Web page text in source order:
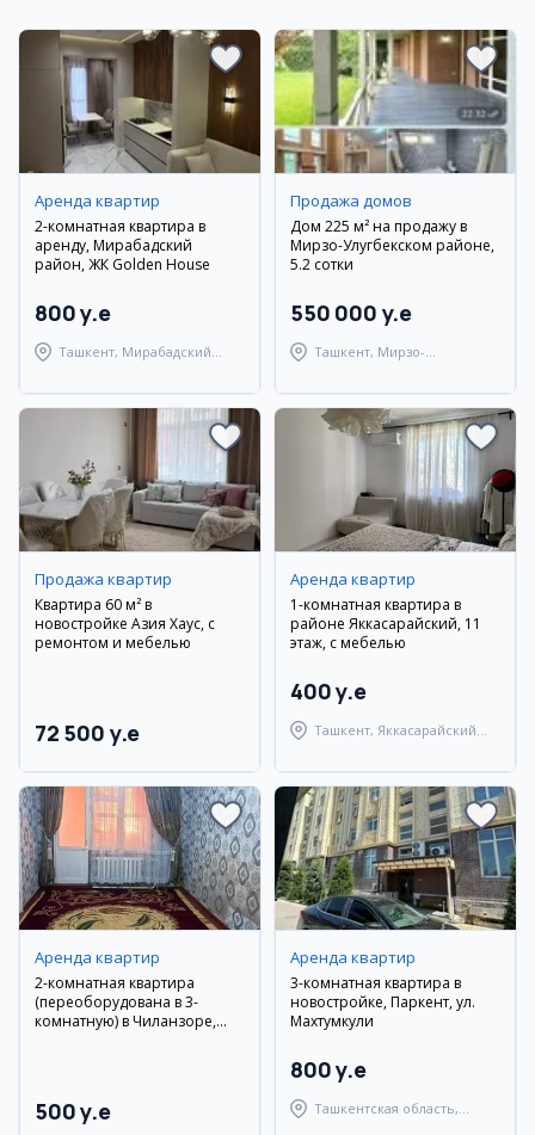
Аренда квартир
2-комнатная квартира в
аренду, Мирабадский
район, ЖК Golden House
800 y.e
Ташкент, Мирабадский
Продажа домов
Дом 225 м² на продажу в
Мирзо-Улугбекском районе,
5.2 сотки
550 000 y.e
Ташкент, Мирзо-
Продажа квартир
Квартира 60 м² в
новостройке Азия Хаус, с
ремонтом и мебелью
72 500 y.e
Аренда квартир
1-комнатная квартира в
районе Яккасарайский, 11
этаж, с мебелью
400 y.e
Ташкент, Яккасарайский
Аренда квартир
2-комнатная квартира
(переоборудована в 3-
комнатную) в Чиланзоре,
500 y.e
Аренда квартир
3-комнатная квартира в
новостройке, Паркент, ул.
Махтумкули
800 y.e
Ташкентская область,